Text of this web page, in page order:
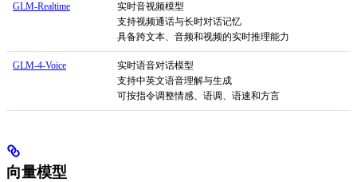
GLM-Realtime
实时音视频模型
支持视频通话与长时对话记忆
具备跨文本、音频和视频的实时推理能力
GLM-4-Voice
实时语音对话模型
支持中英文语音理解与生成
可按指令调整情感、语调、语速和方言
向量模型